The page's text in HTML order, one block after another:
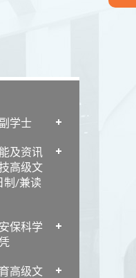
学士
及资讯
高级文
制/兼读
保科学
高级文